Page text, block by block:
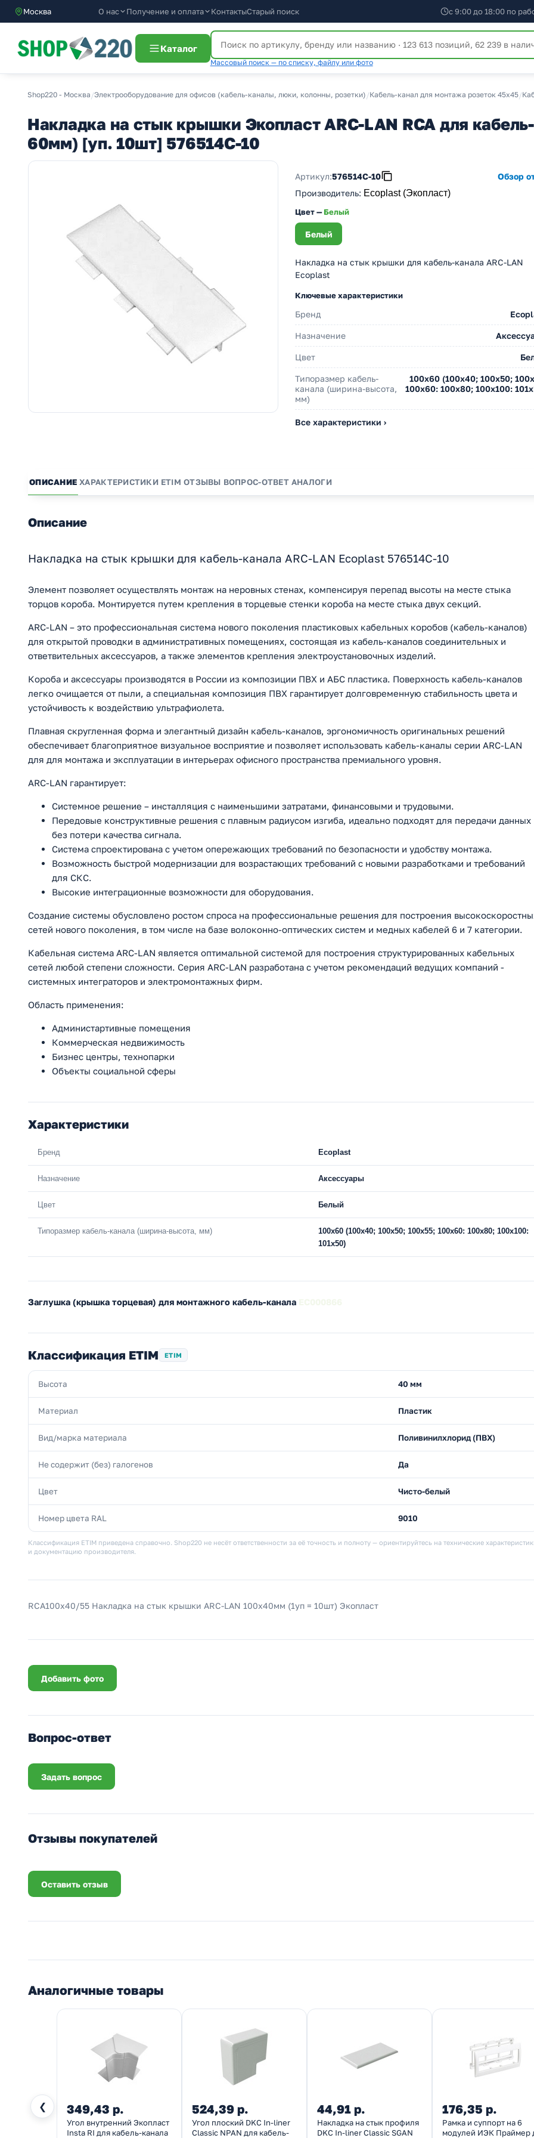
Москва О нас Получение и оплата КонтактыСтарый поиск с 9:00 до 18:00 по
Каталог
Массовый поиск — по списку, файлу или фото
Shop220 - Москва /Электрооборудование для офисов (кабель-каналы, люки, колонны, розетки) /Кабель-канал для монтажа розеток 45х45/
Накладка на стык крышки Экопласт ARC-LAN RCA для
60мм) [уп. 10шт] 576514C-10
Артикул:576514C-10
Обзор
Производитель: Ecoplast (Экопласт)
Цвет —Белый
Белый
Накладка на стык крышки для кабель-канала ARC-LAN
Ecoplast
Ключевые характеристики
Бренд
Назначение
Цвет
Типоразмер кабель-
канала (ширина-высота,
мм)
100х60 (100х40; 100х50;
100х60: 100х80; 100х100:
Все характеристики ›
ОПИСАНИЕ ХАРАКТЕРИСТИКИ ETIM ОТЗЫВЫ ВОПРОС-ОТВЕТ АНАЛОГИ
Описание
Накладка на стык крышки для кабель-канала ARC-LAN Ecoplast 576514C-10
Элемент позволяет осуществлять монтаж на неровных стенах, компенсируя перепад высоты на месте стыка
торцов короба. Монтируется путем крепления в торцевые стенки короба на месте стыка двух секций.
ARC-LAN – это профессиональная система нового поколения пластиковых кабельных коробов (кабель-каналов)
для открытой проводки в административных помещениях, состоящая из кабель-каналов соединительных и
ответвительных аксессуаров, а также элементов крепления электроустановочных изделий.
Короба и аксессуары производятся в России из композиции ПВХ и АБС пластика. Поверхность кабель-каналов
легко очищается от пыли, а специальная композиция ПВХ гарантирует долговременную стабильность цвета и
устойчивость к воздействию ультрафиолета.
Плавная скругленная форма и элегантный дизайн кабель-каналов, эргономичность оригинальных решений
обеспечивает благоприятное визуальное восприятие и позволяет использовать кабель-каналы серии ARC-LAN
для для монтажа и эксплуатации в интерьерах офисного пространства премиального уровня.
ARC-LAN гарантирует:
Системное решение – инсталляция с наименьшими затратами, финансовыми и трудовыми.
Передовые конструктивные решения с плавным радиусом изгиба, идеально подходят для передачи данных
без потери качества сигнала.
Система спроектирована с учетом опережающих требований по безопасности и удобству монтажа.
Возможность быстрой модернизации для возрастающих требований с новыми разработками и требований
для СКС.
Высокие интеграционные возможности для оборудования.
Создание системы обусловлено ростом спроса на профессиональные решения для построения
сетей нового поколения, в том числе на базе волоконно-оптических систем и медных кабелей 6 и 7 категории.
Кабельная система ARC-LAN является оптимальной системой для построения структурированных кабельных
сетей любой степени сложности. Серия ARC-LAN разработана с учетом рекомендаций ведущих компаний -
системных интеграторов и электромонтажных фирм.
Область применения:
Администартивные помещения
Коммерческая недвижимость
Бизнес центры, технопарки
Объекты социальной сферы
Характеристики
Бренд Ecoplast
Назначение Аксессуары
Цвет Белый
Типоразмер кабель-канала (ширина-высота, мм)
100х60 (100х40; 100х50; 100х55; 100х60: 100х80; 100х100:
101х50)
Заглушка (крышка торцевая) для монтажного кабель-канала
Классификация ETIM ETIM
Высота 40 мм
Материал Пластик
Вид/марка материала Поливинилхлорид (ПВХ)
Не содержит (без) галогенов Да
Цвет Чисто-белый
Номер цвета RAL 9010
Классификация ETIM приведена справочно. Shop220 не несёт ответственности за её точность и полноту — ориентируйтесь на технические
и документацию производителя.
RCA100х40/55 Накладка на стык крышки ARC-LAN 100х40мм (1уп = 10шт) Экопласт
Добавить фото
Вопрос-ответ
Задать вопрос
Отзывы покупателей
Оставить отзыв
Аналогичные товары
❮ 349,43 р.
Угол внутренний Экопласт
Insta RI для кабель-канала
524,39 р.
Угол плоский DKC In-liner
Classic NPAN для кабель-
44,91 р.
Накладка на стык профиля
DKC In-liner Classic SGAN
176,35 р.
Рамка и суппорт на 6
модулей ИЭК Праймер